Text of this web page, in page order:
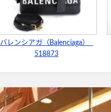
バレンシアガ（Balenciaga）
518873